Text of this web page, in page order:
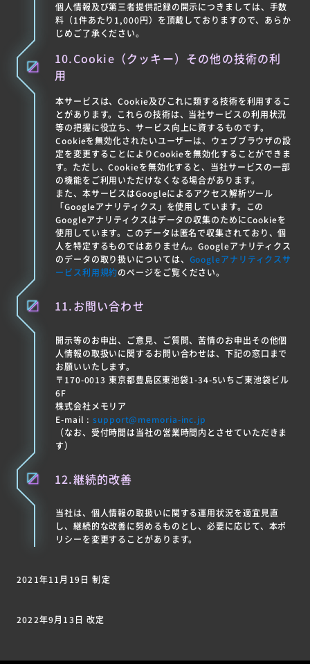
個人情報及び第三者提供記録の開示につきましては、手数
料（1件あたり1,000円）を頂戴しておりますので、あらか
じめご了承ください。
10.Cookie（クッキー）その他の技術の利
用
本サービスは、Cookie及びこれに類する技術を利用するこ
とがあります。これらの技術は、当社サービスの利用状況
等の把握に役立ち、サービス向上に資するものです。
Cookieを無効化されたいユーザーは、ウェブブラウザの設
定を変更することによりCookieを無効化することができま
す。ただし、Cookieを無効化すると、当社サービスの一部
の機能をご利用いただけなくなる場合があります。
また、本サービスはGoogleによるアクセス解析ツール
「Googleアナリティクス」を使用しています。この
Googleアナリティクスはデータの収集のためにCookieを
使用しています。このデータは匿名で収集されており、個
人を特定するものではありません。Googleアナリティクス
のデータの取り扱いについては、 Googleアナリティクスサ
ービス利用規約のページをご覧ください。
11.お問い合わせ
開示等のお申出、ご意見、ご質問、苦情のお申出その他個
人情報の取扱いに関するお問い合わせは、下記の窓口まで
お願いいたします。
〒170-0013 東京都豊島区東池袋1-34-5いちご東池袋ビル
6F
株式会社メモリア
E-mail :support@memoria-inc.jp
（なお、受付時間は当社の営業時間内とさせていただきま
す）
12.継続的改善
当社は、個人情報の取扱いに関する運用状況を適宜見直
し、継続的な改善に努めるものとし、必要に応じて、本ポ
リシーを変更することがあります。
2021年11月19日 制定
2022年9月13日 改定